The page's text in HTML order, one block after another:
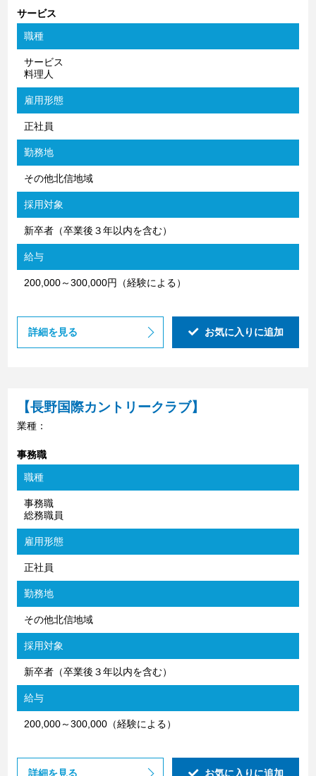
サービス
職種
サービス
料理人
雇用形態
正社員
勤務地
その他北信地域
採用対象
新卒者（卒業後３年以内を含む）
給与
200,000～300,000円（経験による）
詳細を見る お気に入りに追加
【長野国際カントリークラブ】
業種：
事務職
職種
事務職
総務職員
雇用形態
正社員
勤務地
その他北信地域
採用対象
新卒者（卒業後３年以内を含む）
給与
200,000～300,000（経験による）
詳細を見る お気に入りに追加